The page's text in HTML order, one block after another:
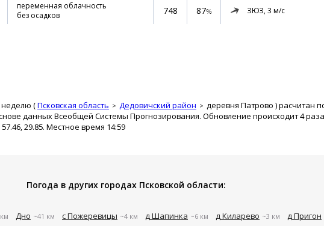
переменная облачность
без осадков
748 87% ЗЮЗ, 3 м/с
неделю (Псковская область Дедовичский район деревня Патрово ) расчитан
данных Всеобщей Системы Прогнозирования. Обновление происходит 4 раза
29.85. Местное время 14:59
Погода в других городах Псковской области:
Дно ~41 км с Пожеревицы ~4 км д Шапинка ~6 км д Киларево ~3 км д Пригон